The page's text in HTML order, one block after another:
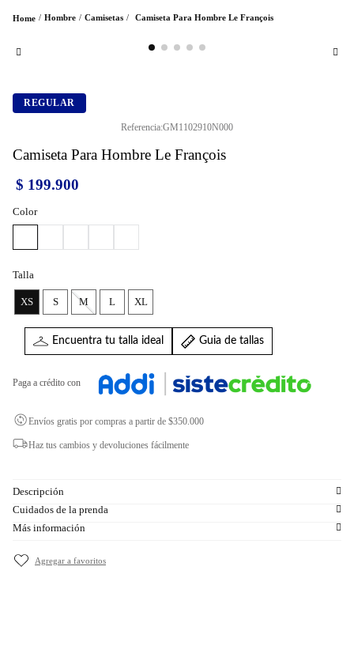
Hombre Camisetas Camiseta Para Hombre Le François
REGULAR
Referencia:GM1102910N000
Camiseta Para Hombre Le François
$ 199.900
Color
Talla
XS S M L XL
Encuentra tu talla ideal Guia de tallas
Paga a crédito con
Envíos gratis por compras a partir de $350.000
Haz tus cambios y devoluciones fácilmente
Descripción
Cuidados de la prenda
Más información